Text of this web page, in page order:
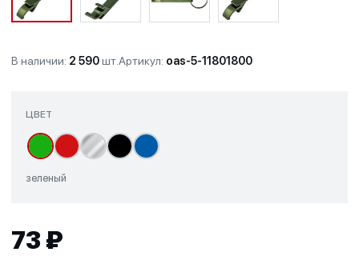
В наличии: 2 590шт.Артикул: oas-5-11801800
ЦВЕТ
зеленый
73 ₽